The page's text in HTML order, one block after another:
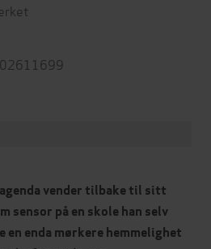
vender tilbake til sitt
sensor på en skole han selv
en enda mørkere hemmelighet